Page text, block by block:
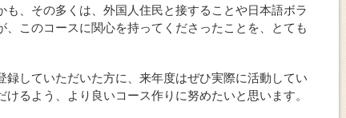
、その多くは、外国人住民と接することや日本語ボラ
このコースに関心を持ってくださったことを、とても
録していただいた方に、来年度はぜひ実際に活動してい
るよう、より良いコース作りに努めたいと思います。